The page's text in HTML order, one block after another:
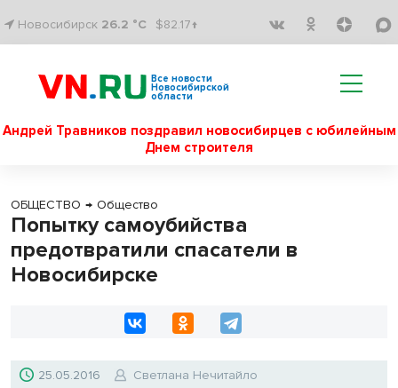
Новосибирск 26.2 °C $82.17↑
Все новости
Новосибирской
области
Андрей Травников поздравил новосибирцев с юбилейным
Днем строителя
ОБЩЕСТВО → Общество
Попытку самоубийства
предотвратили спасатели в
Новосибирске
25.05.2016 Светлана Нечитайло